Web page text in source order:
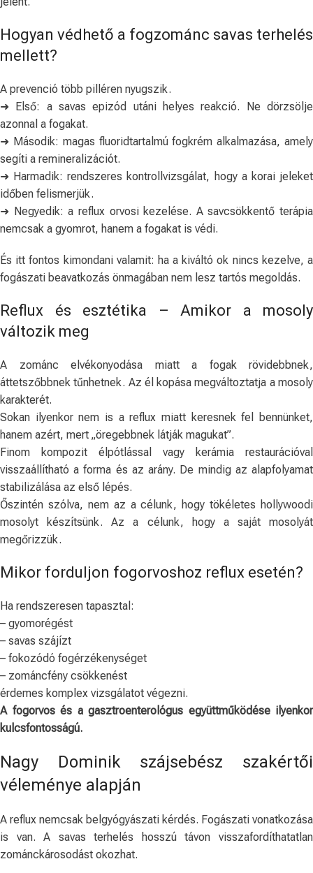
Hogyan védhető a fogzománc savas terhelés
mellett?
A prevenció több pilléren nyugszik.
➜ Első: a savas epizód utáni helyes reakció. Ne dörzsölje
azonnal a fogakat.
➜ Második: magas fluoridtartalmú fogkrém alkalmazása, amely
segíti a remineralizációt.
➜ Harmadik: rendszeres kontrollvizsgálat, hogy a korai jeleket
időben felismerjük.
➜ Negyedik: a reflux orvosi kezelése. A savcsökkentő terápia
nemcsak a gyomrot, hanem a fogakat is védi.
És itt fontos kimondani valamit: ha a kiváltó ok nincs kezelve, a
fogászati beavatkozás önmagában nem lesz tartós megoldás.
Reflux és esztétika – Amikor a mosoly
változik meg
A zománc elvékonyodása miatt a fogak rövidebbnek,
áttetszőbbnek tűnhetnek. Az él kopása megváltoztatja a mosoly
karakterét.
Sokan ilyenkor nem is a reflux miatt keresnek fel bennünket,
hanem azért, mert „öregebbnek látják magukat”.
Finom kompozit élpótlással vagy kerámia restaurációval
visszaállítható a forma és az arány. De mindig az alapfolyamat
stabilizálása az első lépés.
Őszintén szólva, nem az a célunk, hogy tökéletes hollywoodi
mosolyt készítsünk. Az a célunk, hogy a saját mosolyát
megőrizzük.
Mikor forduljon fogorvoshoz reflux esetén?
Ha rendszeresen tapasztal:
– gyomorégést
– savas szájízt
– fokozódó fogérzékenységet
– zománcfény csökkenést
érdemes komplex vizsgálatot végezni.
A fogorvos és a gasztroenterológus együttműködése ilyenkor
kulcsfontosságú.
Nagy Dominik szájsebész szakértői
véleménye alapján
A reflux nemcsak belgyógyászati kérdés. Fogászati vonatkozása
is van. A savas terhelés hosszú távon visszafordíthatatlan
zománckárosodást okozhat.